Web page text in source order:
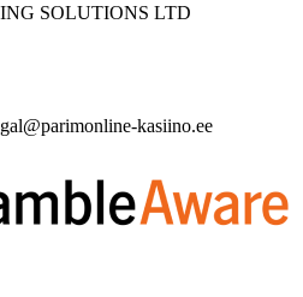
SOLUTIONS LTD
kasiino.ee